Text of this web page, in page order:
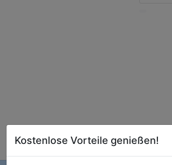
Kostenlose Vorteile genießen!